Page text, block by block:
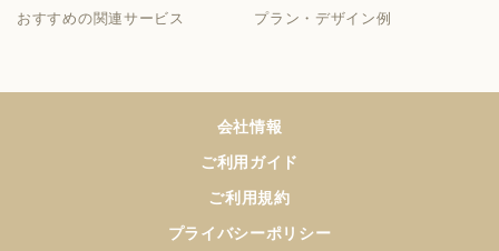
おすすめの関連サービス
プラン・デザイン例
会社情報
ご利用ガイド
ご利用規約
プライバシーポリシー